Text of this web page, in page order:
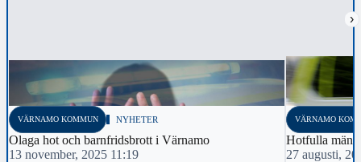
›
VÄRNAMO KOMMUN NYHETER
Olaga hot och barnfridsbrott i Värnamo
13 november, 2025 11:19
VÄRNAMO
Hotfulla
27 augusti,